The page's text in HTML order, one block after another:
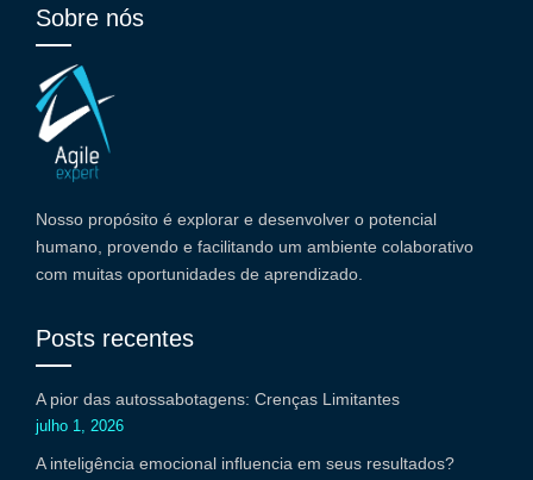
Sobre nós
Nosso propósito é explorar e desenvolver o potencial
humano, provendo e facilitando um ambiente colaborativo
com muitas oportunidades de aprendizado.
Posts recentes
A pior das autossabotagens: Crenças Limitantes
julho 1, 2026
A inteligência emocional influencia em seus resultados?